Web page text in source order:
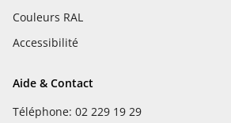
Couleurs RAL
Accessibilité
Aide & Contact
Téléphone: 02 229 19 29